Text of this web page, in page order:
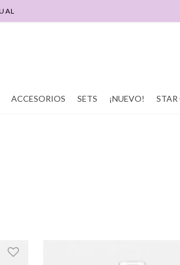
ACCESORIOS SETS ¡NUEVO! STAR